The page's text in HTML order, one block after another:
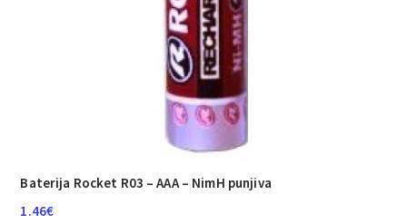
Baterija Rocket R03 – AAA – NimH punjiva
1.46€